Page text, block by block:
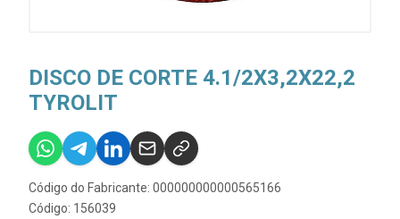
DISCO DE CORTE 4.1/2X3,2X22,2
TYROLIT
Código do Fabricante: 000000000000565166
Código: 156039